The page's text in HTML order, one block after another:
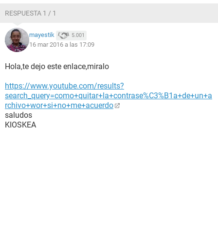
RESPUESTA 1 / 1
mayestik 5.001
16 mar 2016 a las 17:09
Hola,te dejo este enlace,miralo
https://www.youtube.com/results?
search_query=como+quitar+la+contrase%C3%B1a+de+un+a
rchivo+wor+si+no+me+acuerdo
saludos
KIOSKEA